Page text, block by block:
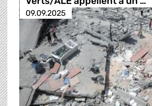
09.09.2025